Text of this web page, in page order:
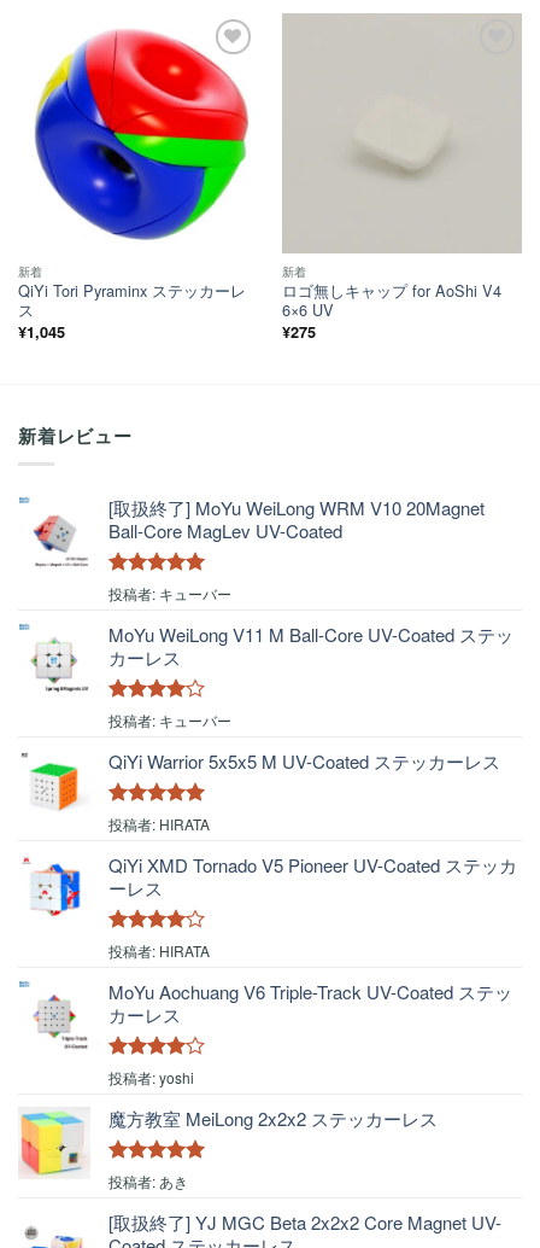
ほし
い！
新着
QiYi Tori Pyraminx ステッカーレ
ス
¥1,045
新着
ロゴ無しキャップ for AoShi V4
6×6 UV
¥275
新着レビュー
[取扱終了] MoYu WeiLong WRM V10 20Magnet
Ball-Core MagLev UV-Coated
5段階中 5 の
投稿者: キューバー
MoYu WeiLong V11 M Ball-Core UV-Coated ステッ
カーレス
5段階中 4
投稿者: キューバー
QiYi Warrior 5x5x5 M UV-Coated ステッカーレス
5段階中5の
投稿者: HIRATA
QiYi XMD Tornado V5 Pioneer UV-Coated ステッカ
ーレス
5段階中4
投稿者: HIRATA
MoYu Aochuang V6 Triple-Track UV-Coated ステッ
カーレス
5段階中4
の評価
投稿者: yoshi
魔方教室 MeiLong 2x2x2 ステッカーレス
5段階中 5
投稿者: あき
[取扱終了] YJ MGC Beta 2x2x2 Core Magnet UV-